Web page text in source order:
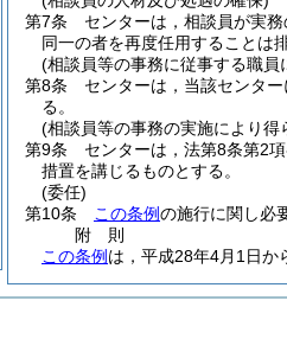
第7条
センターは，相談員が実
同一の者を再度任用することは
(相談員等の事務に従事する職員
第8条
センターは，当該センタ
る。
(相談員等の事務の実施により得
第9条
センターは，法第8条第2
措置を講じるものとする。
(委任)
第10条
この条例の施行に関し必
附 則
この条例 は，平成28年4月1日か